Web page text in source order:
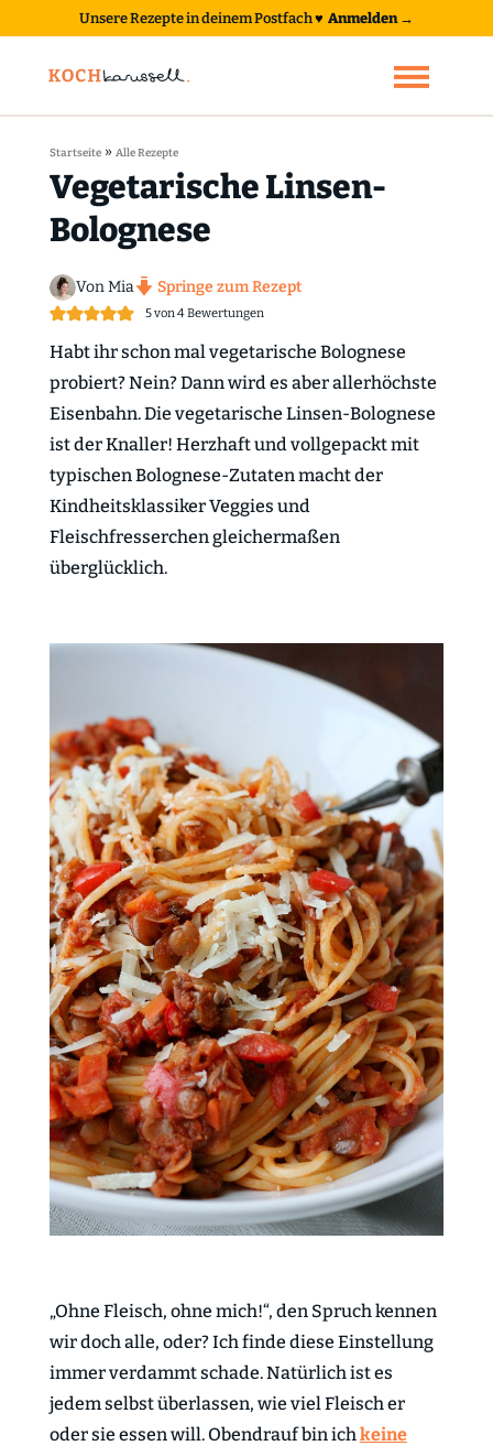
Unsere Rezepte in deinem Postfach♥ Anmelden →
Startseite» Alle Rezepte
Vegetarische Linsen-
Bolognese
Von Mia Springe zum Rezept
5von4Bewertungen
Habt ihr schon mal vegetarische Bolognese
probiert? Nein? Dann wird es aber allerhöchste
Eisenbahn. Die vegetarische Linsen-Bolognese
ist der Knaller! Herzhaft und vollgepackt mit
typischen Bolognese-Zutaten macht der
Kindheitsklassiker Veggies und
Fleischfresserchen gleichermaßen
überglücklich.
„Ohne Fleisch, ohne mich!“, den Spruch kennen
wir doch alle, oder? Ich finde diese Einstellung
immer verdammt schade.Natürlich ist es
jedem selbst überlassen, wie viel Fleisch er
oder sie essen will. Obendrauf bin ich keine